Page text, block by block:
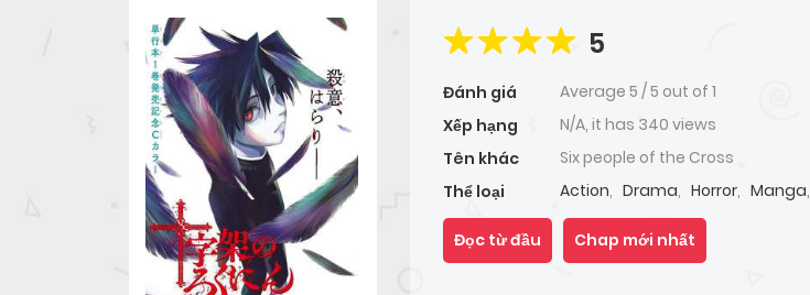
5
Đánh giá Average 5 /5 out of 1
Xếp hạng
N/A, it has 340 views
Tên khác
Six people of the Cross
Thể loại
Action, Drama, Horror, Manga,
Đọc từ đầu Chap mới nhất